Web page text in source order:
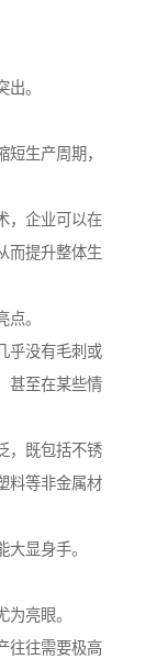
。
生产周期，
，企业可以在
而提升整体生
。
乎没有毛刺或
甚至在某些情
，既包括不锈
料等非金属材
显身手。
亮眼。
往往需要极高